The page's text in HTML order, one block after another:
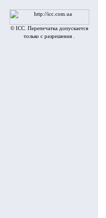
© ICC. Перепечатка допускается
только с разрешения .